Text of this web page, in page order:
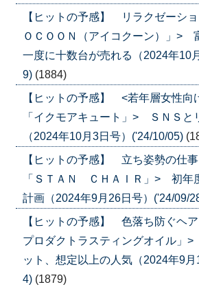
【ヒットの予感】 リラクゼーシ
ＯＣＯＯＮ（アイコクーン）」>
一度に十数台が売れる（2024年10
9) (1884)
【ヒットの予感】 <若年層女性向
「イクモアキュート」> ＳＮＳと
（2024年10月3日号）('24/10/05)
【ヒットの予感】 立ち姿勢の仕
「ＳＴＡＮ ＣＨＡＩＲ」> 初年
計画（2024年9月26日号）('24/09/
【ヒットの予感】 色落ち防ぐヘ
プロダクトラスティングオイル」
ット、想定以上の人気（2024年9
4) (1879)